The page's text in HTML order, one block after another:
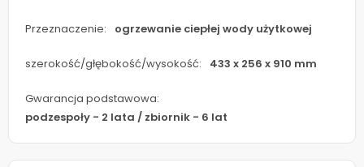
Przeznaczenie: ogrzewanie ciepłej wody użytkowej
szerokość/głębokość/wysokość: 433 x 256 x 910 mm
Gwarancja podstawowa:
podzespoły - 2 lata / zbiornik - 6 lat